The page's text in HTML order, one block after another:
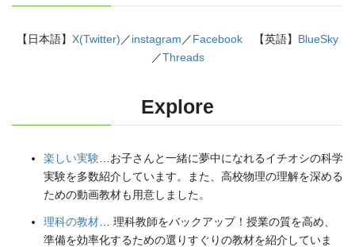
【日本語】 X(Twitter) ／instagram ／Facebook 【英語】 BlueSky
／Threads
Explore
楽しい実験 …お子さんと一緒に夢中になれるイチオシの科学
実験を多数紹介しています。また、高校物理の理解を深める
ための動画教材も用意しました。
理科の教材 … 理科教師をバックアップ！授業の質を高め、
準備を効率化するための選りすぐりの教材を紹介していま